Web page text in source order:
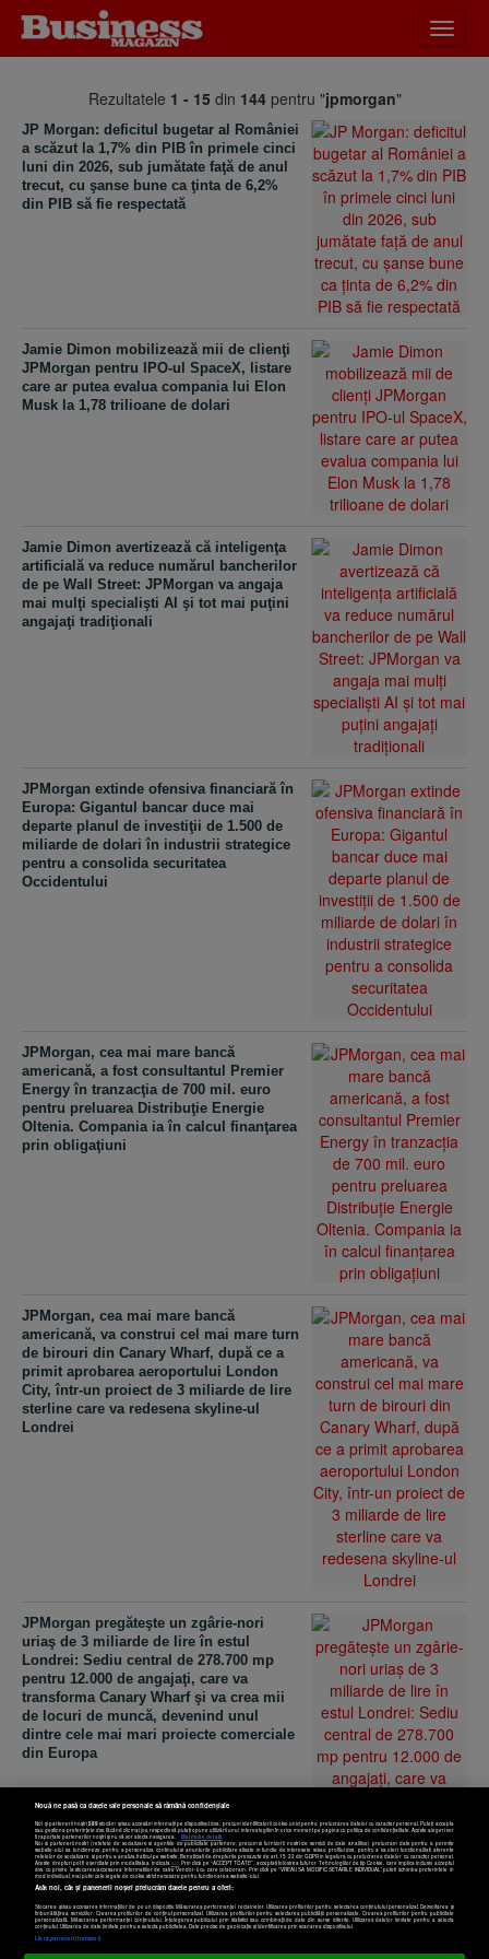
meniu
Rezultatele 1 - 15 din 144pentru "jpmorgan"
JP Morgan: deficitul bugetar al României
a scăzut la 1,7% din PIB în primele cinci
luni din 2026, sub jumătate faţă de anul
trecut, cu şanse bune ca ţinta de 6,2%
din PIB să fie respectată
Jamie Dimon mobilizează mii de clienţi
JPMorgan pentru IPO-ul SpaceX, listare
care ar putea evalua compania lui Elon
Musk la 1,78 trilioane de dolari
Jamie Dimon avertizează că inteligenţa
artificială va reduce numărul bancherilor
de pe Wall Street: JPMorgan va angaja
mai mulţi specialişti AI şi tot mai puţini
angajaţi tradiţionali
JPMorgan extinde ofensiva financiară în
Europa: Gigantul bancar duce mai
departe planul de investiţii de 1.500 de
miliarde de dolari în industrii strategice
pentru a consolida securitatea
Occidentului
JPMorgan, cea mai mare bancă
americană, a fost consultantul Premier
Energy în tranzacţia de 700 mil. euro
pentru preluarea Distribuţie Energie
Oltenia. Compania ia în calcul finanţarea
prin obligaţiuni
JPMorgan, cea mai mare bancă
americană, va construi cel mai mare turn
de birouri din Canary Wharf, după ce a
primit aprobarea aeroportului London
City, într-un proiect de 3 miliarde de lire
sterline care va redesena skyline-ul
Londrei
JPMorgan pregăteşte un zgârie-nori
uriaş de 3 miliarde de lire în estul
Londrei: Sediu central de 278.700 mp
pentru 12.000 de angajaţi, care va
transforma Canary Wharf şi va crea mii
de locuri de muncă, devenind unul
dintre cele mai mari proiecte comerciale
din Europa
Decizie fără precedent în lumea crypto:
Setări cookies
Nouă ne pasă ca datele tale personale să rămână confidențiale
Noi și partenerii noștri589stocăm și/sau accesăm informații pe dispozitivul dvs., precum identificatorii cookie unici pentru prelucrarea datelor cu caracter personal. Puteți accepta
sau gestiona preferințele dvs. făcând clic mai jos, respectiv vă puteți opune utilizării unui interes legitim în orice moment pe pagina cu politica de confidențialitate. Aceste alegeri vor
fi raportate partenerilor noștri și nu vă vor afecta navigarea.
Mai multe detalii
Noi si partenerii nostri (retelele de socializare si agentiile de publicitate partenere, precum si furnizorii nostri de servicii de date analitice) prelucram date pentru a permite
website-ului sa functioneze, pentru a personaliza continutul si anunturile publicitare afisate in functie de interesele si/sau profilul dvs., pentru a va oferi functionalitati aferente
retelelor de socializare si pentru a analiza traficul pe website. Beneficiati de drepturile prevazute de art. 15-22 din GDPR in legatura cu prelucrarea datelor cu caracter personal.
Aceste drepturi pot fi exercitate prin modalitatea indicataaici. Prin click pe “ACCEPT TOATE”, acceptati folosirea tuturor Tehnologiilor de tip Cookie, care implica inclusiv acceptul
dvs. cu privire la stocarea/accesarea informatiilor de catre Vendor-ii cu care colaboram. Prin click pe “VREAU SA MODIFIC SETARILE INDIVIDUAL” puteti schimba preferintele in
mod individual, mai putin cele legate de cookie strict necesare pentru functionarea website-ului.
Atât noi, cât și partenerii noștri prelucrăm datele pentru a oferi:
Stocarea și/sau accesarea informațiilor de pe un dispozitiv. Măsurarea performanței reclamelor. Utilizarea profilurilor pentru selectarea conținutului personalizat. Dezvoltarea și
îmbunătățirea serviciilor. Crearea profilurilor de conținut personalizat. Utilizarea profilurilor pentru selectarea publicității personalizate. Crearea profilurilor pentru publicitate
personalizată. Măsurarea performanței conținutului. Înțelegerea publicului prin statistici sau combinații de date din surse diferite. Utilizarea datelor limitate pentru a selecta
conținutul. Utilizarea de date limitate pentru a selecta publicitatea. Date precise de geolocație și identificarea prin scanarea dispozitivului.
Listă parteneri (furnizori)